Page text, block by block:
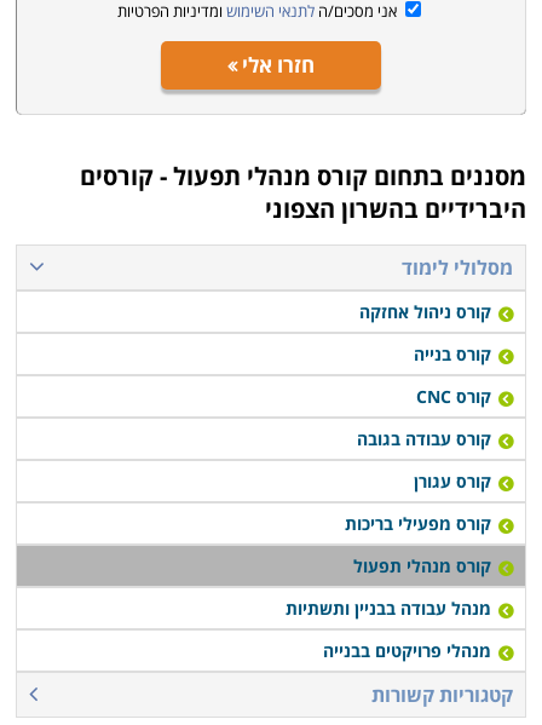
אני מסכים/ה לתנאי השימוש ומדיניות הפרטיות
חזרו אלי
מסננים בתחום קורס מנהלי תפעול - קורסים
היברידיים בהשרון הצפוני
מסלולי לימוד
קורס ניהול אחזקה
קורס בנייה
קורס CNC
קורס עבודה בגובה
קורס עגורן
קורס מפעילי בריכות
קורס מנהלי תפעול
מנהל עבודה בבניין ותשתיות
מנהלי פרויקטים בבנייה
קטגוריות קשורות